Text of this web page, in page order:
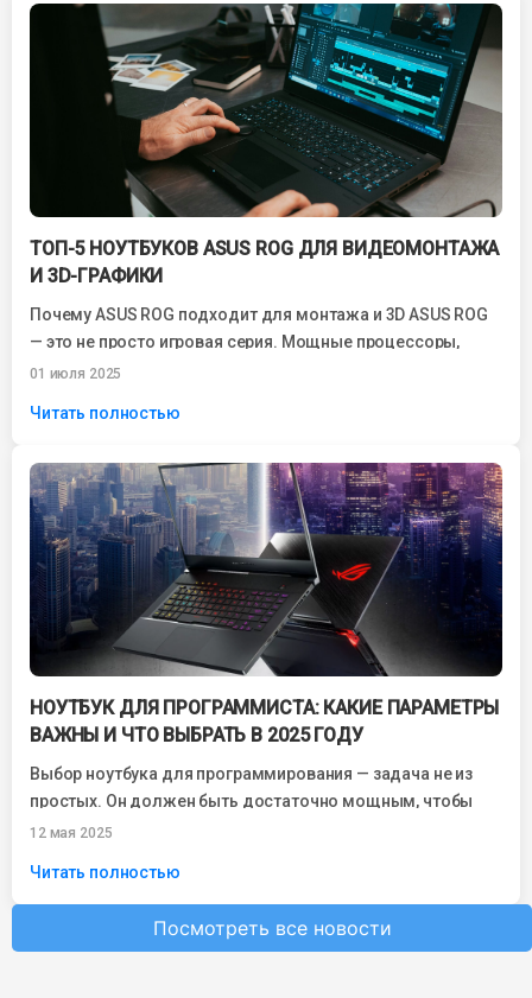
ТОП-5 НОУТБУКОВ ASUS ROG ДЛЯ ВИДЕОМОНТАЖА
И 3D-ГРАФИКИ
Почему ASUS ROG подходит для монтажа и 3D ASUS ROG
— это не просто игровая серия. Мощные процессоры,
видеокарты GeForce...
01 июля 2025
Читать полностью
НОУТБУК ДЛЯ ПРОГРАММИСТА: КАКИЕ ПАРАМЕТРЫ
ВАЖНЫ И ЧТО ВЫБРАТЬ В 2025 ГОДУ
Выбор ноутбука для программирования — задача не из
простых. Он должен быть достаточно мощным, чтобы
справляться с компиляцией кода, работой...
12 мая 2025
Читать полностью
Посмотреть все новости